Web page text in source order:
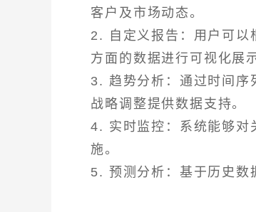
客户及市场动态。
2. 自定义报告：用户可以
方面的数据进行可视化展
3. 趋势分析：通过时间序
战略调整提供数据支持。
4. 实时监控：系统能够对
施。
5. 预测分析：基于历史数